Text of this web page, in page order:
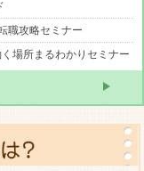
職攻略セミナー
場所まるわかりセミナー